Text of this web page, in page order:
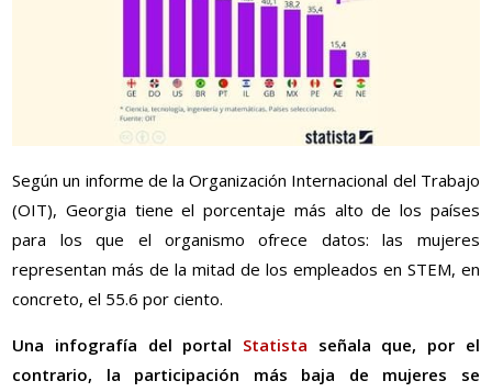
Según un informe de la Organización Internacional del Trabajo
(OIT), Georgia tiene el porcentaje más alto de los países
para los que el organismo ofrece datos: las mujeres
representan más de la mitad de los empleados en STEM, en
concreto, el 55.6 por ciento.
Una infografía del portal Statista señala que, por el
contrario, la participación más baja de mujeres se